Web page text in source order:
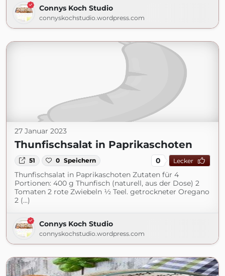
Connys Koch Studio
connyskochstudio.wordpress.com
27 Januar 2023
Thunfischsalat in Paprikaschoten
51 0 Speichern 0 Lecker
Thunfischsalat in Paprikaschoten Zutaten für 4
Portionen: 400 g Thunfisch (naturell, aus der Dose) 2
Tomaten 2 rote Zwiebeln ½ Teel. getrockneter Oregano
2 (...)
Connys Koch Studio
connyskochstudio.wordpress.com